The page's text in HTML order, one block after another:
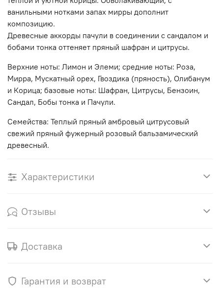
ванильными нотками запах мирры дополнит
композицию.
Древесные аккорды пачули в соединении с сандалом и
бобами тонка оттеняет пряный шафран и цитрусы.
Верхние ноты: Лимон и Элеми; средние ноты: Роза,
Мирра, Мускатный орех, Гвоздика (пряность), Олибанум
и Корица; базовые ноты: Шафран, Цитрусы, Бензоин,
Сандал, Бобы тонка и Пачули.
Семейства: Теплый пряный амбровый цитрусовый
свежий пряный фужерный розовый бальзамический
древесный.
Характеристики
Отзывы
Доставка
Гарантия и возврат